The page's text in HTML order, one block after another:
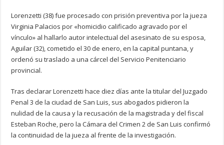
Lorenzetti (38) fue procesado con prisión preventiva por la jueza
Virginia Palacios por «homicidio calificado agravado por el
vínculo» al hallarlo autor intelectual del asesinato de su esposa,
Aguilar (32), cometido el 30 de enero, en la capital puntana, y
ordenó su traslado a una cárcel del Servicio Penitenciario
provincial.
Tras declarar Lorenzetti hace diez días ante la titular del Juzgado
Penal 3 de la ciudad de San Luis, sus abogados pidieron la
nulidad de la causa y la recusación de la magistrada y del fiscal
Esteban Roche, pero la Cámara del Crimen 2 de San Luis confirmó
la continuidad de la jueza al frente de la investigación.